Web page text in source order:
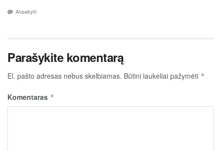
Atsakyti
Parašykite komentarą
El. pašto adresas nebus skelbiamas. Būtini laukeliai pažymėti *
Komentaras *